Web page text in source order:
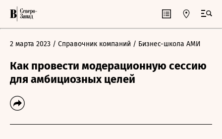
2 марта 2023 / Справочник компаний / Бизнес-школа АМИ
Как провести модерационную сессию
для амбициозных целей